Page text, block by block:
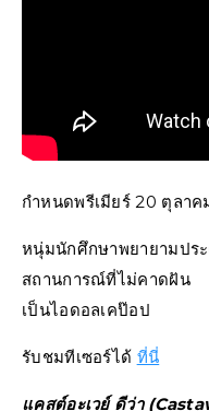
กำหนดพรีเมียร์ 20 ตุลาค
หนุ่มนักศึกษาพยายามปร
สถานการณ์ที่ไม่คาดฝัน
เป็นไอดอลเคป๊อป
รับชมทีเซอร์ได้ ที่นี่
แคสต์อะเวย์ ดีว่า